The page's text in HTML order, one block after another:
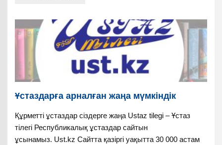
Ұстаздарға арналған жаңа мүмкіндік
Құрметті ұстаздар сіздерге жаңа Ustaz tilegi – Ұстаз
тілегі Республикалық ұстаздар сайтын
ұсынамыз. Ust.kz Сайтта қазіргі уақытта 30 000 астам